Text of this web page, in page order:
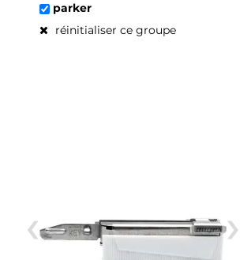
parker
réinitialiser ce groupe